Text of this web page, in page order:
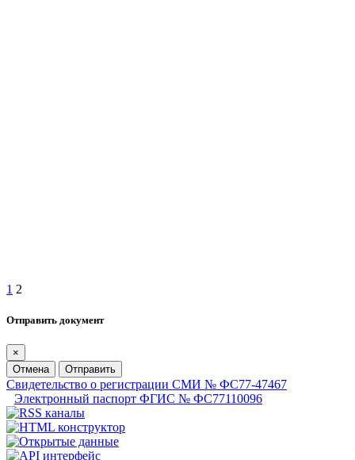
1 2
Отправить документ
×
Отмена
Отправить
Свидетельство о регистрации СМИ № ФС77-47467
Электронный паспорт ФГИС № ФС77110096